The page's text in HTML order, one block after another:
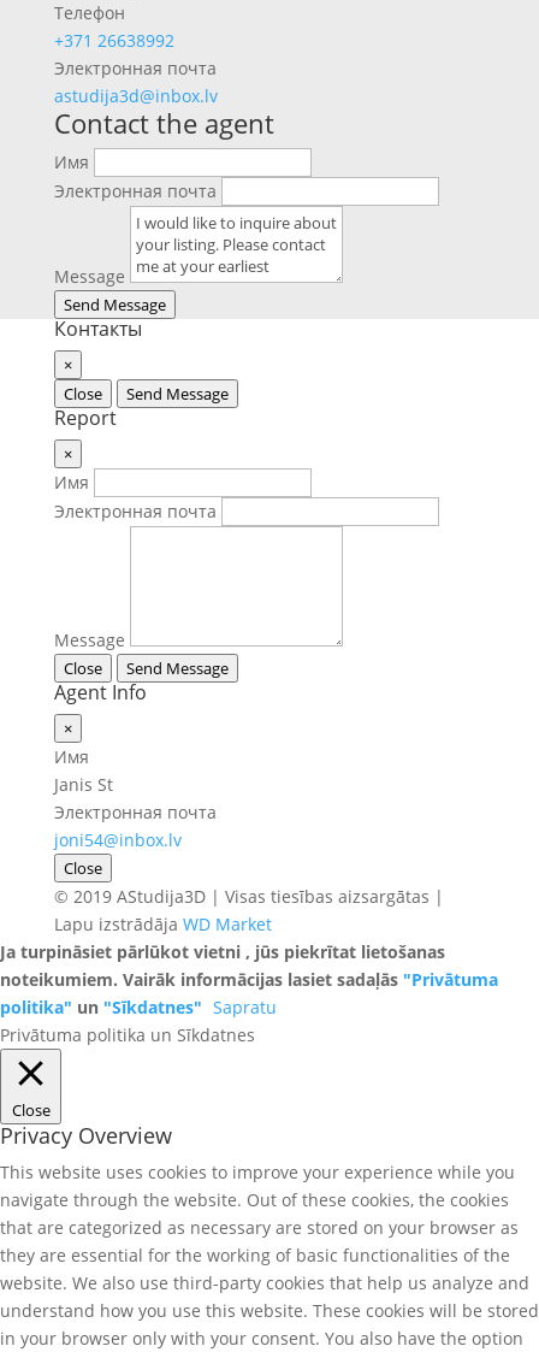
Телефон
+371 26638992
Электронная почта
astudija3d@inbox.lv
Contact the agent
Имя
Электронная почта
Message
Send Message
Контакты
×
Close
Send Message
Report
×
Имя
Электронная почта
Message
Close Send Message
Agent Info
×
Имя
Janis St
Электронная почта
joni54@inbox.lv
Close
© 2019 AStudija3D | Visas tiesības aizsargātas |
Lapu izstrādāja WD Market
Ja turpināsiet pārlūkot vietni , jūs piekrītat lietošanas
noteikumiem. Vairāk informācijas lasiet sadaļās "Privātuma
politika" un "Sīkdatnes" Sapratu
Privātuma politika un Sīkdatnes
Close
Privacy Overview
This website uses cookies to improve your experience while you
navigate through the website. Out of these cookies, the cookies
that are categorized as necessary are stored on your browser as
they are essential for the working of basic functionalities of the
website. We also use third-party cookies that help us analyze and
understand how you use this website. These cookies will be stored
in your browser only with your consent. You also have the option